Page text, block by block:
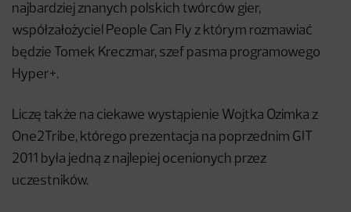
najbardziej znanych polskich twórców gier,
współzałożyciel People Can Fly z którym rozmawiać
będzie Tomek Kreczmar, szef pasma programowego
Hyper+.
Liczę także na ciekawe wystąpienie Wojtka Ozimka z
One2Tribe, którego prezentacja na poprzednim GIT
2011 była jedną z najlepiej ocenionych przez
uczestników.